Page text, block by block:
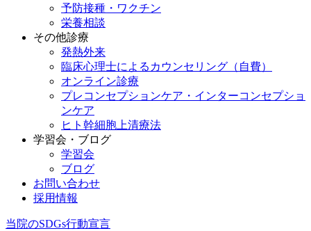
予防接種・ワクチン
栄養相談
その他診療
発熱外来
臨床心理士によるカウンセリング（自費）
オンライン診療
プレコンセプションケア・インターコンセプショ
ンケア
ヒト幹細胞上清療法
学習会・ブログ
学習会
ブログ
お問い合わせ
採用情報
当院のSDGs行動宣言